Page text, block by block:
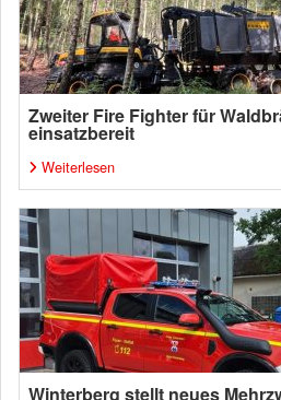
Zweiter Fire Fighter für
einsatzbereit
Weiterlesen
Winterberg stellt neues